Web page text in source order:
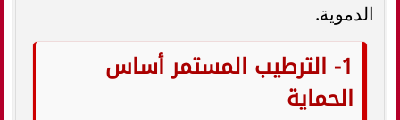
الدموية.
1- الترطيب المستمر أساس
الحماية